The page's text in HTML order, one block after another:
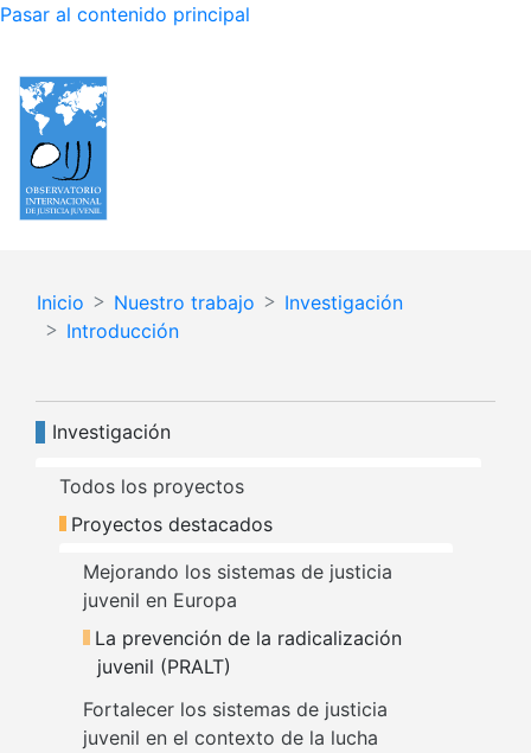
Pasar al contenido principal
Inicio Nuestro trabajo
Investigación
Introducción
Investigación
Todos los proyectos
Proyectos destacados
Mejorando los sistemas de justicia
juvenil en Europa
La prevención de la radicalización
juvenil (PRALT)
Fortalecer los sistemas de justicia
juvenil en el contexto de la lucha